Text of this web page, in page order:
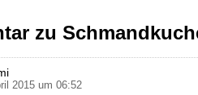
zu
2015 um 06:52